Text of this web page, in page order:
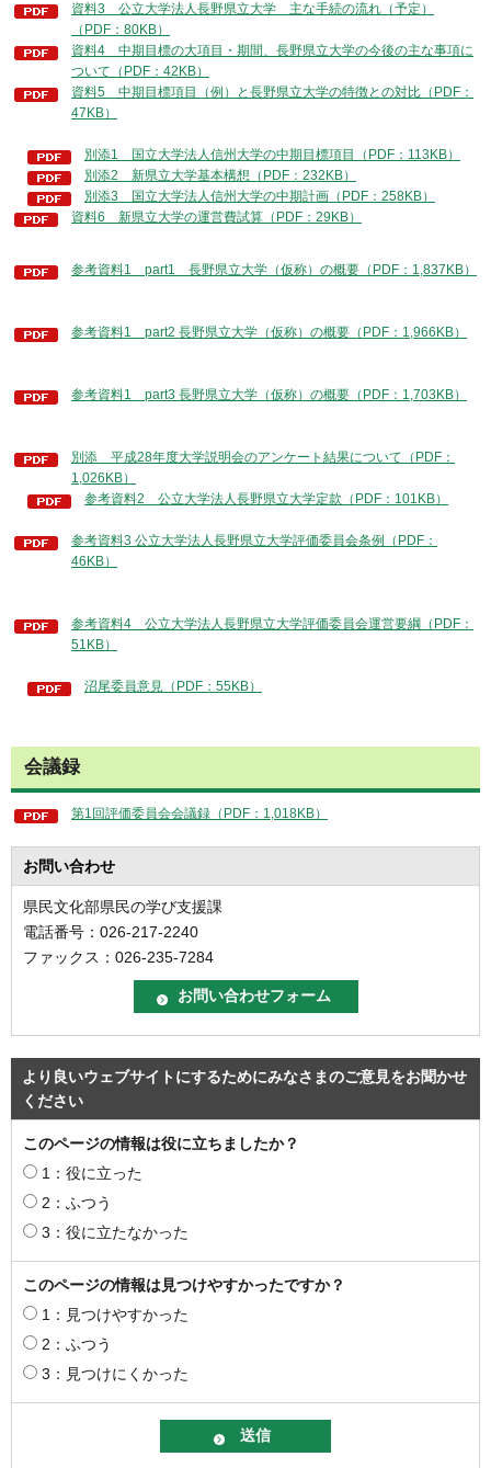
資料3 公立大学法人長野県立大学 主な手続の流れ（予定）
（PDF：80KB）
資料4 中期目標の大項目・期間、長野県立大学の今後の主な事項に
ついて（PDF：42KB）
資料5 中期目標項目（例）と長野県立大学の特徴との対比（PDF：
47KB）
別添1 国立大学法人信州大学の中期目標項目（PDF：113KB）
別添2 新県立大学基本構想（PDF：232KB）
別添3 国立大学法人信州大学の中期計画（PDF：258KB）
資料6 新県立大学の運営費試算（PDF：29KB）
参考資料1 part1 長野県立大学（仮称）の概要（PDF：1,837KB）
参考資料1 part2 長野県立大学（仮称）の概要（PDF：1,966KB）
参考資料1 part3 長野県立大学（仮称）の概要（PDF：1,703KB）
別添 平成28年度大学説明会のアンケート結果について（PDF：
1,026KB）
参考資料2 公立大学法人長野県立大学定款（PDF：101KB）
参考資料3 公立大学法人長野県立大学評価委員会条例（PDF：
46KB）
参考資料4 公立大学法人長野県立大学評価委員会運営要綱（PDF：
51KB）
沼尾委員意見（PDF：55KB）
会議録
第1回評価委員会会議録（PDF：1,018KB）
お問い合わせ
県民文化部県民の学び支援課
電話番号：026-217-2240
ファックス：026-235-7284
より良いウェブサイトにするためにみなさまのご意見をお聞かせ
ください
このページの情報は役に立ちましたか？
1：役に立った
2：ふつう
3：役に立たなかった
このページの情報は見つけやすかったですか？
1：見つけやすかった
2：ふつう
3：見つけにくかった